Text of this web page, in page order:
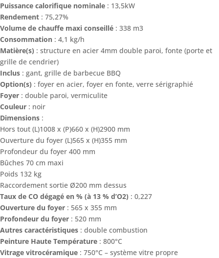
Puissance calorifique nominale : 13,5kW
Rendement : 75,27%
Volume de chauffe maxi conseillé : 338 m3
Consommation : 4,1 kg/h
Matière(s) : structure en acier 4mm double paroi, fonte (porte et
grille de cendrier)
Inclus : gant, grille de barbecue BBQ
Option(s) : foyer en acier, foyer en fonte, verre sérigraphié
Foyer : double paroi, vermiculite
Couleur : noir
Dimensions :
Hors tout (L)1008 x (P)660 x (H)2900 mm
Ouverture du foyer (L)565 x (H)355 mm
Profondeur du foyer 400 mm
Bûches 70 cm maxi
Poids 132 kg
Raccordement sortie Ø200 mm dessus
Taux de CO dégagé en % (à 13 % d’O2) : 0,227
Ouverture du foyer : 565 x 355 mm
Profondeur du foyer : 520 mm
Autres caractéristiques : double combustion
Peinture Haute Température : 800°C
Vitrage vitrocéramique : 750°C – système vitre propre